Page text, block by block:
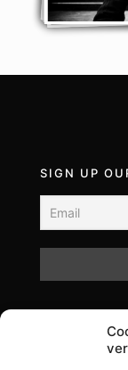
SIGN UP
unsere